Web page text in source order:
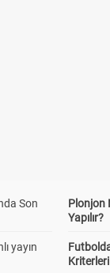
Son
yayın
Plonjon
Yapılır?
Kriterleri